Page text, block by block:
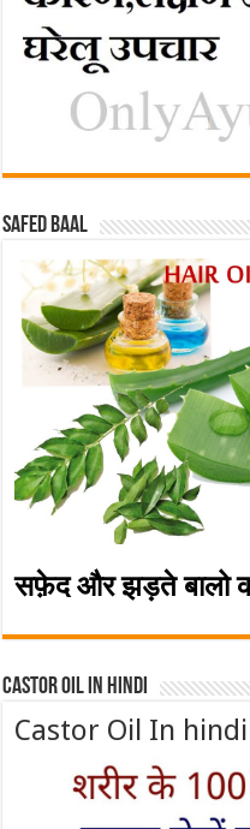
Safed baal
सफ़ेद और झड़ते बालो
Castor Oil In Hindi
Castor Oil In